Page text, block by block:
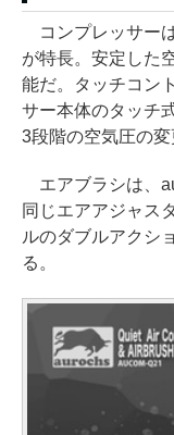
コンプレッサー
が特長。安定した
能だ。タッチコン
サー本体のタッチ
3段階の空気圧の変
エアブラシは、
同じエアアジャス
ルのダブルアクシ
る。